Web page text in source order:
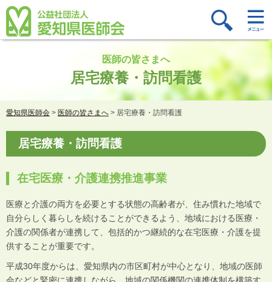
医師の皆さまへ
居宅療養・訪問看護
愛知県医師会 > 医師の皆さまへ > 居宅療養・訪問看護
居宅療養・訪問看護
在宅医療・介護連携推進事業
医療と介護の両方を必要とする状態の高齢者が、住み慣れた地域で
自分らしく暮らしを続けることができるよう、地域における医療・
介護の関係者が連携して、包括的かつ継続的な在宅医療・介護を提
供することが重要です。
平成30年度からは、愛知県内の市区町村が中心となり、地域の医師